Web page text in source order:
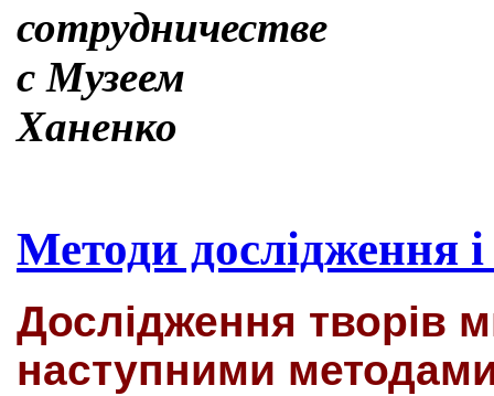
Методи дослідження
Дослідження творів
наступними